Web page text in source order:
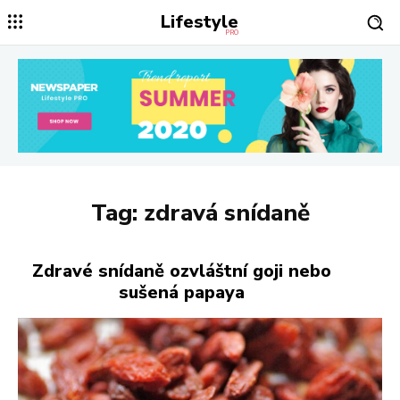
Lifestyle
PRO
Tag: zdravá snídaně
Zdravé snídaně ozvláštní goji nebo
sušená papaya